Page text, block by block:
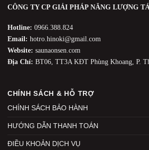
CÔNG TY CP GIẢI PHÁP NĂNG LƯỢNG
Hotline: 0966.388.824
Email: hotro.hinoki@gmail.com
Website: saunaonsen.com
Địa Chỉ: BT06, TT3A KĐT Phùng Khoang, P.
CHÍNH SÁCH & HỖ TRỢ
CHÍNH SÁCH BẢO HÀNH
HƯỚNG DẪN THANH TOÁN
ĐIỀU KHOẢN DỊCH VỤ